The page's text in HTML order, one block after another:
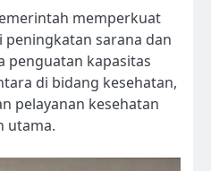
memperkuat
peningkatan sarana dan
penguatan kapasitas
di bidang kesehatan,
pelayanan kesehatan
utama.